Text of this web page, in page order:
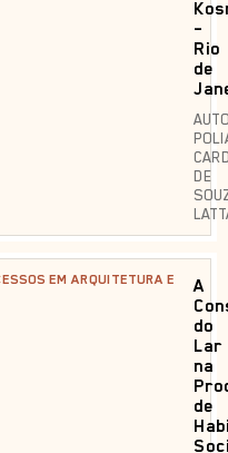
–
Rio
de
DE
EM ARQUITETURA E
A
do
Lar
na
de